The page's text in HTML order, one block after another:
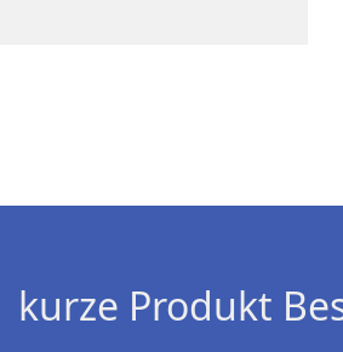
kurze Produkt